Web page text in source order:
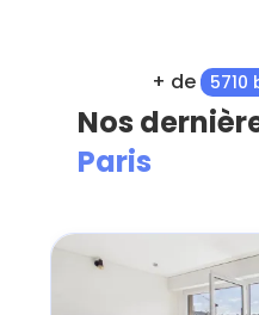
+ de 5710
Nos
Paris